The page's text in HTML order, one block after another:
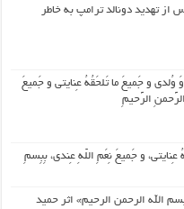
از تهدید دونالد ترامپ به خاطر
وُلدی و جَمیعَ ما تَلحَقُهُ عِنایتی و جَمیعَ
الرَّحیمِ
و جَمیعَ نِعَمِ اللّهِ عِندی، بِبِسمِ
الله الرحمن الرحیم» اثر حمید